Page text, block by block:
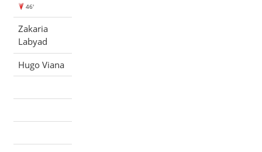
46'
Zakaria
Labyad
Hugo Viana